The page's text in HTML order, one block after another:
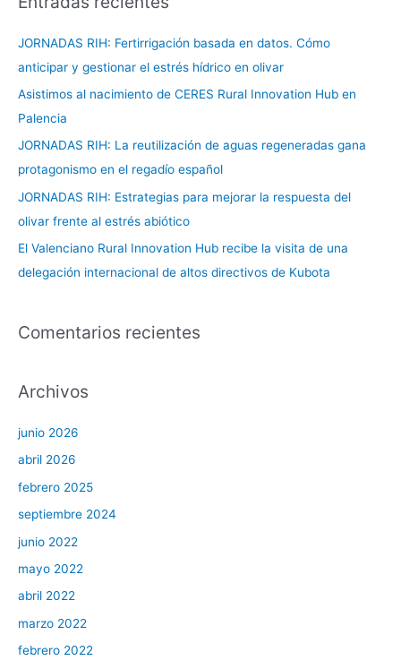
c
:
JORNADAS RIH: Fertirrigación basada en datos. Cómo
anticipar y gestionar el estrés hídrico en olivar
Asistimos al nacimiento de CERES Rural Innovation Hub en
Palencia
JORNADAS RIH: La reutilización de aguas regeneradas gana
protagonismo en el regadío español
JORNADAS RIH: Estrategias para mejorar la respuesta del
olivar frente al estrés abiótico
El Valenciano Rural Innovation Hub recibe la visita de una
delegación internacional de altos directivos de Kubota
Comentarios recientes
Archivos
junio 2026
abril 2026
febrero 2025
septiembre 2024
junio 2022
mayo 2022
abril 2022
marzo 2022
febrero 2022